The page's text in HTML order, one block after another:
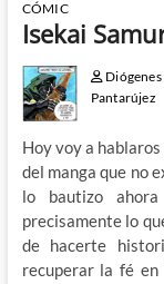
CÓMIC
Isekai
Diógenes
Pantarújez
Hoy voy a
del manga que no
lo bautizo
precisamente lo
de hacerte
recuperar la fé en